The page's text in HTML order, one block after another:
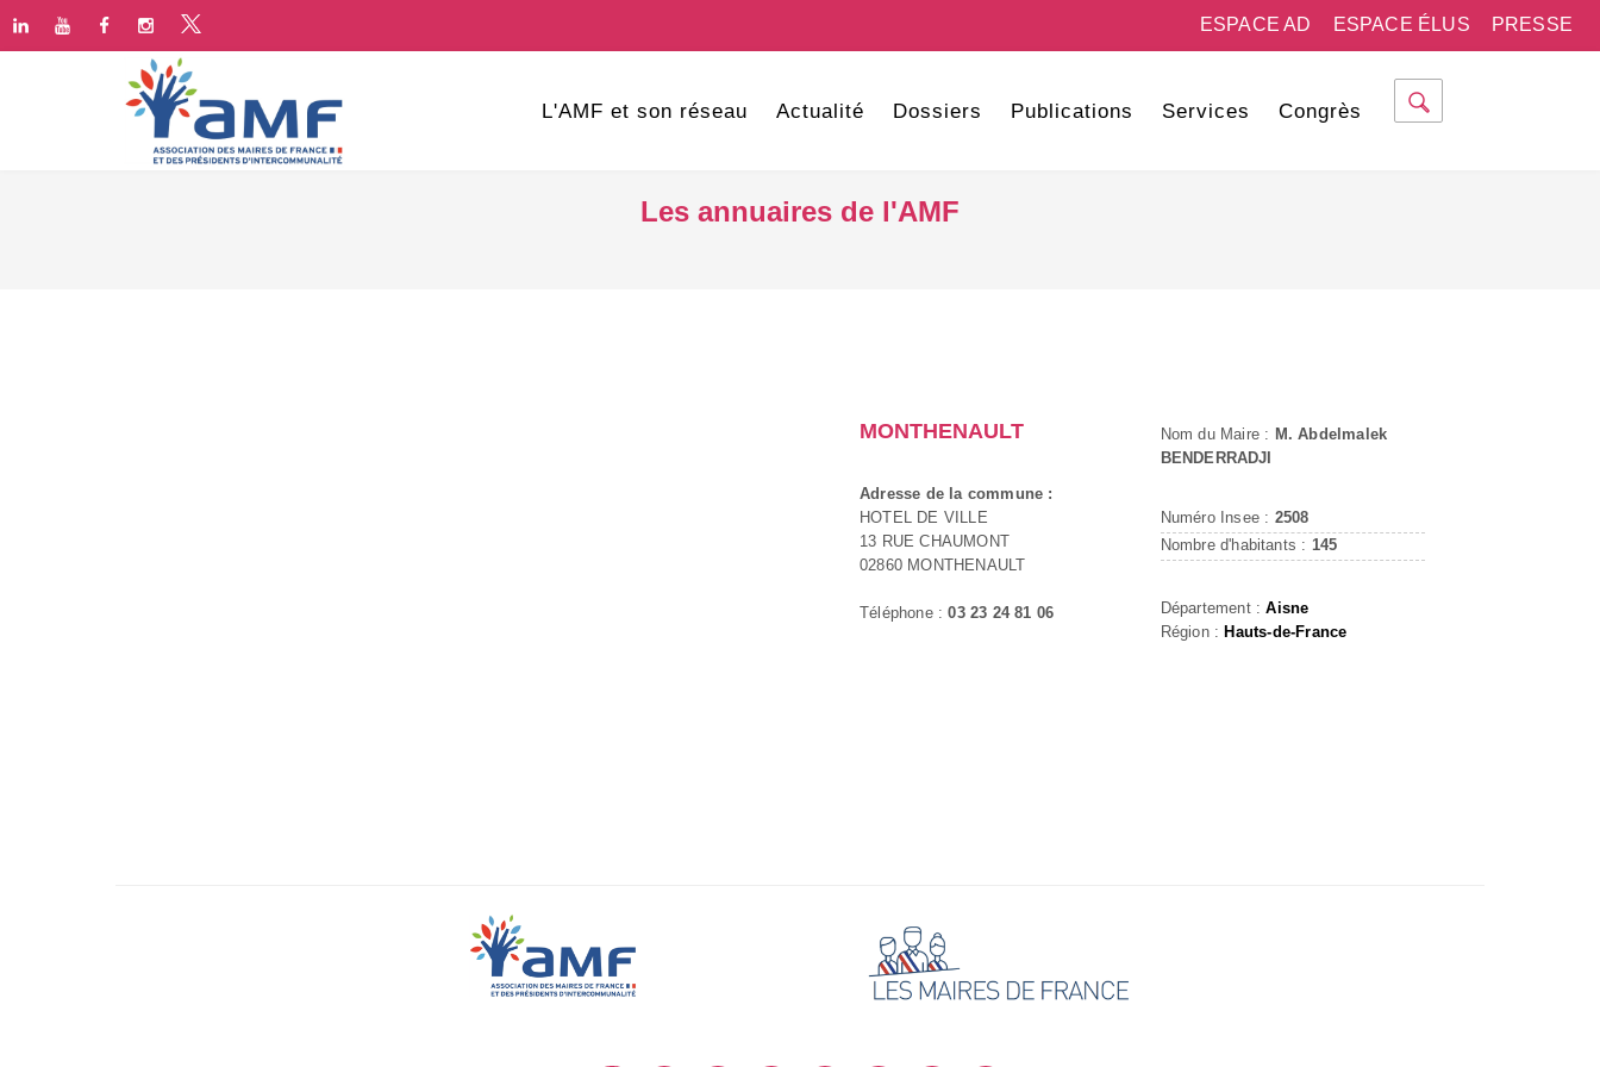
PRESSE
ESPACE ÉLUS
ESPACE AD
L'AMF et son réseau Actualité Dossiers Publications Services Congrès
Les annuaires de l'AMF
MONTHENAULT
Adresse de la commune :
HOTEL DE VILLE
13 RUE CHAUMONT
02860 MONTHENAULT
Téléphone :03 23 24 81 06
Nom du Maire : M. Abdelmalek
BENDERRADJI
Numéro Insee : 2508
Nombre d'habitants : 145
Département :Aisne
Région : Hauts-de-France